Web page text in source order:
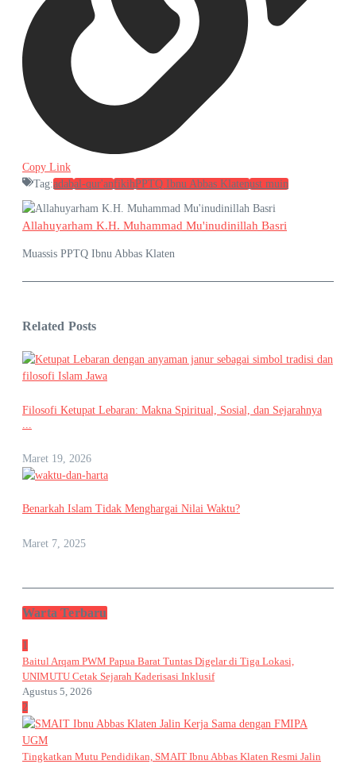
Copy Link
Tag:adabal-qur'anfikihPPTQ Ibnu Abbas Klatenust muin
Allahuyarham K.H. Muhammad Mu'inudinillah Basri
Muassis PPTQ Ibnu Abbas Klaten
Related Posts
Filosofi Ketupat Lebaran: Makna Spiritual, Sosial, dan Sejarahnya
Maret 19, 2026
Benarkah Islam Tidak Menghargai Nilai Waktu?
Maret 7, 2025
Warta Terbaru
1
Baitul Arqam PWM Papua Barat Tuntas Digelar di Tiga Lokasi,
UNIMUTU Cetak Sejarah Kaderisasi Inklusif
Agustus 5, 2026
2
Tingkatkan Mutu Pendidikan, SMAIT Ibnu Abbas Klaten Resmi Jalin